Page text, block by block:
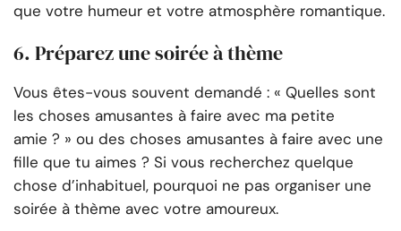
que votre humeur et votre atmosphère romantique.
6. Préparez une soirée à thème
Vous êtes-vous souvent demandé : « Quelles sont
les choses amusantes à faire avec ma petite
amie ? » ou des choses amusantes à faire avec une
fille que tu aimes ? Si vous recherchez quelque
chose d’inhabituel, pourquoi ne pas organiser une
soirée à thème avec votre amoureux.